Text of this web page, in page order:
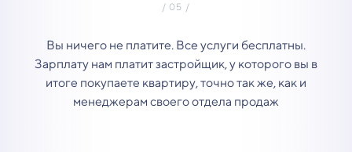
Вы ничего не платите. Все услуги бесплатны.
Зарплату нам платит застройщик, у которого вы в
итоге покупаете квартиру, точно так же, как и
менеджерам своего отдела продаж